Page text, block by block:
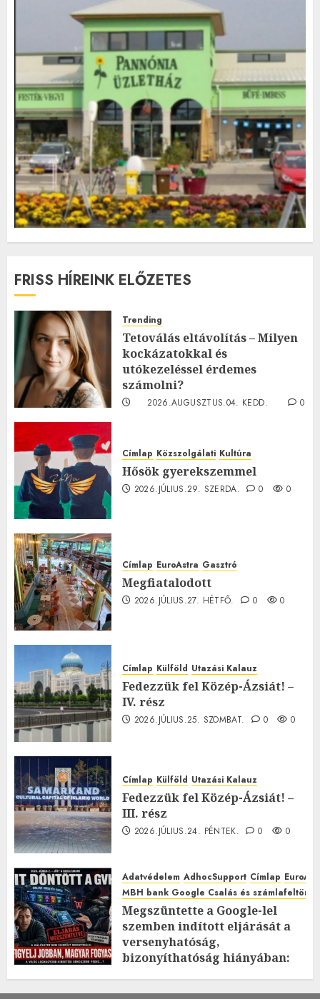
FRISS HÍREINK ELŐZETES
Trending
Tetoválás eltávolítás – Milyen
kockázatokkal és
utókezeléssel érdemes
számolni?
2026.AUGUSZTUS.04. KEDD.
0
Címlap Közszolgálati Kultúra
Hősök gyerekszemmel
2026.JÚLIUS.29. SZERDA. 0 0
Címlap EuroAstra Gasztró
Megfiatalodott
2026.JÚLIUS.27. HÉTFŐ. 0 0
Címlap Külföld Utazási Kalauz
Fedezzük fel Közép-Ázsiát! –
IV. rész
2026.JÚLIUS.25. SZOMBAT. 0 0
Címlap Külföld Utazási Kalauz
Fedezzük fel Közép-Ázsiát! –
III. rész
2026.JÚLIUS.24. PÉNTEK. 0 0
Adatvédelem AdhocSupport Címlap
MBH bank Google Csalás és
Megszüntette a Google-lel
szemben indított eljárását a
versenyhatóság,
bizonyíthatóság hiányában:
2026.JÚLIUS.23. CSÜTÖRTÖK.
0